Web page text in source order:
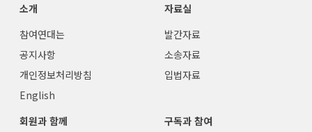
소개
참여연대는
공지사항
개인정보처리방침
English
자료실
발간자료
소송자료
입법자료
회원과 함께
구독과 참여